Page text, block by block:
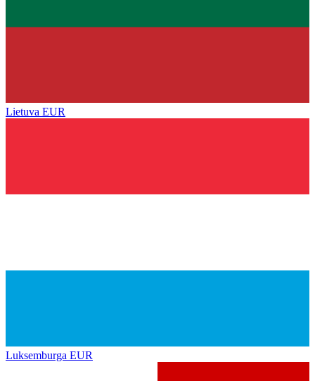
Lietuva EUR
Luksemburga EUR